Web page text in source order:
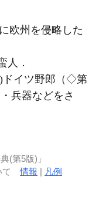
欧州を侵略した
人 ．
ドイツ野郎（◇第
兵器などをさ
(第5版)」
て情報 | 凡例